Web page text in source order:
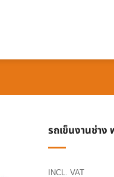
รถเข็นงานช่าง
INCL. VAT